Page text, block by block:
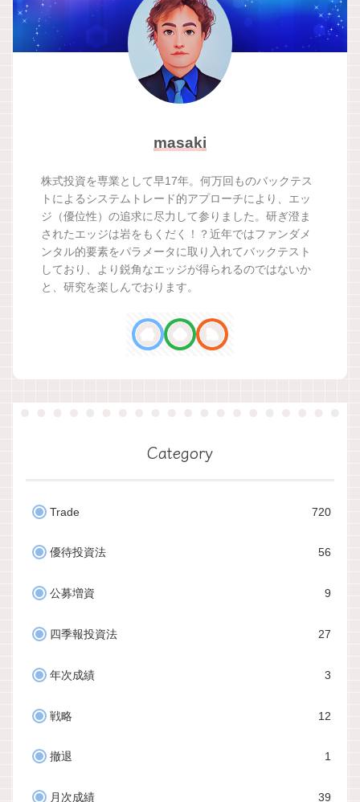
masaki
株式投資を専業として早17年。何万回ものバックテス
トによるシステムトレード的アプローチにより、エッ
ジ（優位性）の追求に尽力して参りました。研ぎ澄ま
されたエッジは岩をもくだく！？近年ではファンダメ
ンタル的要素をパラメータに取り入れてバックテスト
しており、より鋭角なエッジが得られるのではないか
と、研究を楽しんでおります。
Category
Trade 720
優待投資法 56
公募増資 9
四季報投資法 27
年次成績 3
戦略 12
撤退 1
月次成績 39